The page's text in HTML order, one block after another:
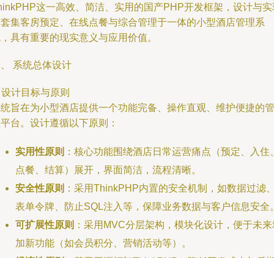
这一高效、简洁、实用的国产PHP开发框架，设计与实
集客房预定、在线点餐与综合管理于一体的小型酒店管理系
具有重要的现实意义与应用价值。
系统总体设计
计目标与原则
旨在为小型酒店提供一个功能完备、操作直观、维护便捷的管
台。设计遵循以下原则：
实用性原则 ：核心功能围绕酒店日常运营痛点（预定、入住
点餐、结算）展开，界面简洁，流程清晰。
安全性原则 ：采用ThinkPHP内置的安全机制，如数据过滤
表单令牌、防止SQL注入等，保障业务数据与客户信息安全
可扩展性原则 ：采用MVC分层架构，模块化设计，便于未
加新功能（如会员积分、营销活动等）。